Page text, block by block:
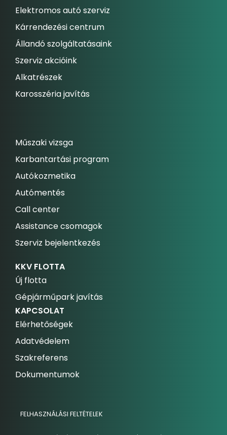
Elektromos autó szerviz
Kárrendezési centrum
Állandó szolgáltatásaink
Szerviz akcióink
Alkatrészek
Karosszéria javítás
Műszaki vizsga
Karbantartási program
Autókozmetika
Autómentés
Call center
Assistance csomagok
Szerviz bejelentkezés
KKV FLOTTA
Új flotta
Gépjárműpark javítás
KAPCSOLAT
Elérhetőségek
Adatvédelem
Szakreferens
Dokumentumok
FELHASZNÁLÁSI FELTÉTELEK